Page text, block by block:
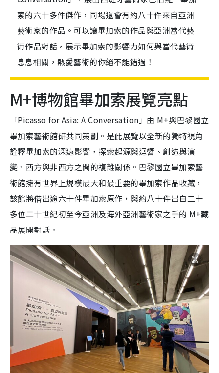
索的六十多件傑作，同場還會有約八十件來自亞洲
藝術家的作品。可以讓畢加索的作品與亞洲當代藝
術作品對話，展示畢加索的影響力如何與當代藝術
息息相關，熱愛藝術的你絕不能錯過！
M+博物館畢加索展覽亮點
「Picasso for Asia: A Conversation」由 M+與巴黎國立
畢加索藝術館研共同策劃。是此展覽以全新的獨特視角
詮釋畢加索的深遠影響，探索起源與迴響、創造與演
變、西方與非西方之間的複雜關係。巴黎國立畢加索藝
術館擁有世界上規模最大和最重要的畢加索作品收藏，
該館將借出逾六十件畢加索原作，與約八十件出自二十
多位二十世紀初至今亞洲及海外亞洲藝術家之手的 M+藏
品展開對話。